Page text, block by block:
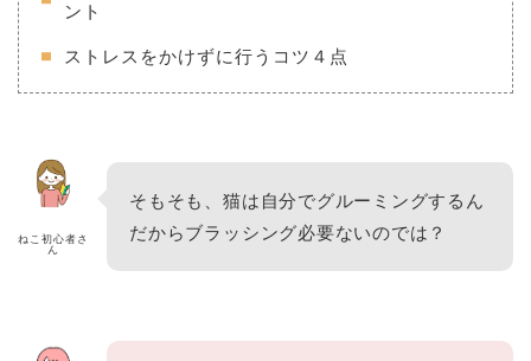
ント
ストレスをかけずに行うコツ４点
ねこ初心者さ
ん
そもそも、猫は自分でグルーミングするん
だからブラッシング必要ないのでは？